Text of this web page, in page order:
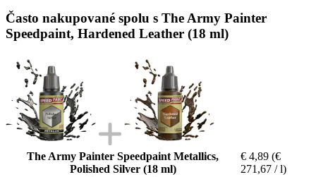
Často nakupované spolu s The Army Painter
Speedpaint, Hardened Leather (18 ml)
The Army Painter Speedpaint Metallics,
Polished Silver (18 ml)
€ 4,89 (€
271,67 / l)